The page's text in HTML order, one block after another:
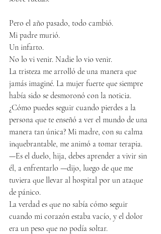
Pero el año pasado, todo cambió.
Mi padre murió.
Un infarto.
No lo vi venir. Nadie lo vio venir.
La tristeza me arrolló de una manera que
jamás imaginé. La mujer fuerte que siempre
había sido se desmoronó con la noticia.
¿Cómo puedes seguir cuando pierdes a la
persona que te enseñó a ver el mundo de una
manera tan única? Mi madre, con su calma
inquebrantable, me animó a tomar terapia.
—Es el duelo, hija, debes aprender a vivir sin
él, a enfrentarlo —dijo, luego de que me
tuviera que llevar al hospital por un ataque
de pánico.
La verdad es que no sabía cómo seguir
cuando mi corazón estaba vacío, y el dolor
era un peso que no podía soltar.